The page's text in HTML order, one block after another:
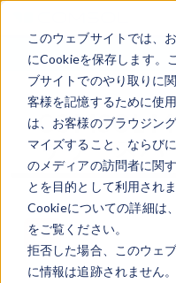
このウェブサイトでは、
にCookieを保存します。
ブサイトでのやり取りに
客様を記憶するために使
は、お客様のブラウジン
マイズすること、ならび
のメディアの訪問者に関
とを目的として利用され
Cookieについての詳細は
をご覧ください。
拒否した場合、このウェ
に情報は追跡されません
COMSOL
リリースハ